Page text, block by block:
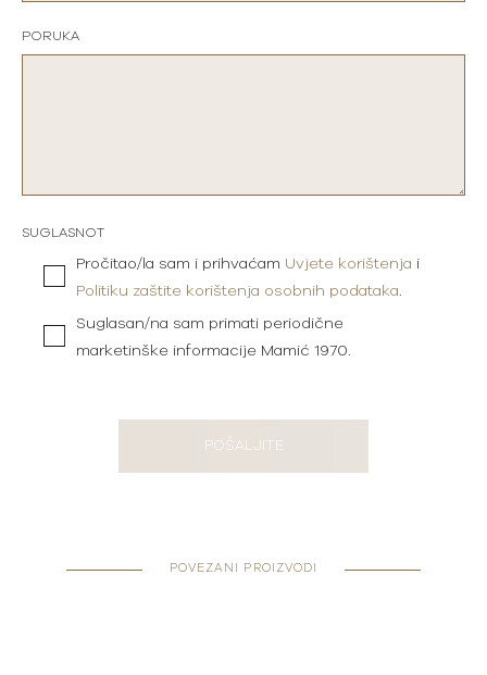
PORUKA
SUGLASNOT
Pročitao/la sam i prihvaćam Uvjete korištenja i
Politiku zaštite korištenja osobnih podataka.
Suglasan/na sam primati periodične
marketinške informacije Mamić 1970.
POŠALJITE
POVEZANI PROIZVODI